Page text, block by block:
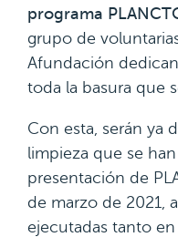
programa
grupo de
Afundación
toda la basura que
Con esta, serán ya
limpieza que se
presentación de
de marzo de 2021,
ejecutadas tanto